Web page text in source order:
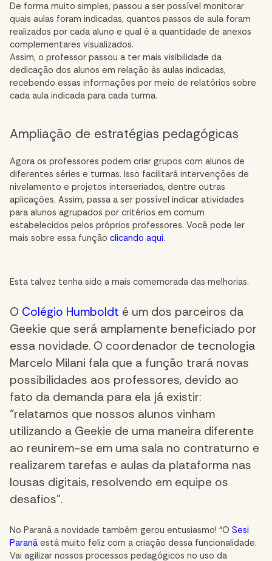
De forma muito simples, passou a ser possível monitorar
quais aulas foram indicadas, quantos passos de aula foram
realizados por cada aluno e qual é a quantidade de anexos
complementares visualizados.
Assim, o professor passou a ter mais visibilidade da
dedicação dos alunos em relação às aulas indicadas,
recebendo essas informações por meio de relatórios sobre
cada aula indicada para cada turma.
Ampliação de estratégias pedagógicas
Agora os professores podem criar grupos com alunos de
diferentes séries e turmas. Isso facilitará intervenções de
nivelamento e projetos interseriados, dentre outras
aplicações. Assim, passa a ser possível indicar atividades
para alunos agrupados por critérios em comum
estabelecidos pelos próprios professores. Você pode ler
mais sobre essa função clicando aqui.
Esta talvez tenha sido a mais comemorada das melhorias.
O Colégio Humboldt é um dos parceiros da
Geekie que será amplamente beneficiado por
essa novidade. O coordenador de tecnologia
Marcelo Milani fala que a função trará novas
possibilidades aos professores, devido ao
fato da demanda para ela já existir:
“relatamos que nossos alunos vinham
utilizando a Geekie de uma maneira diferente
ao reunirem-se em uma sala no contraturno e
realizarem tarefas e aulas da plataforma nas
lousas digitais, resolvendo em equipe os
desafios”.
No Paraná a novidade também gerou entusiasmo! “O Sesi
Paraná está muito feliz com a criação dessa funcionalidade.
Vai agilizar nossos processos pedagógicos no uso da